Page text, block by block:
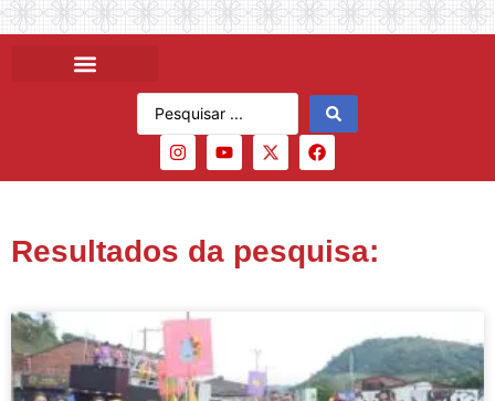
Resultados da pesquisa: